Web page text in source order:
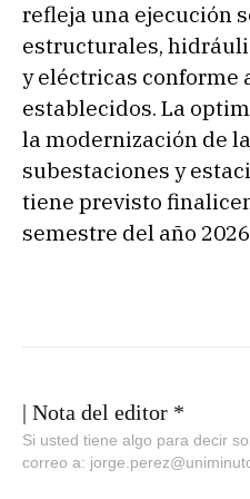
refleja una ejecución
estructurales,
y eléctricas conforme
establecidos. La
la modernización de
subestaciones y
tiene previsto
semestre del año
| Nota del editor *
Si usted tiene algo para decir
correo a: